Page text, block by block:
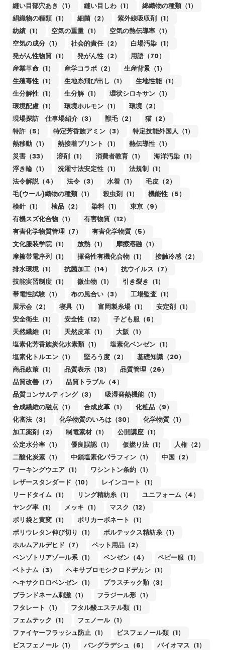
縫い目部穴あき（1）
縫い目しわ（1）
綿織物の種類（1）
絹織物の種類（1）
細菌（2）
紫外線吸収剤（1）
紡績（1）
空気の重量（1）
空気の熱伝導率（1）
空気の成分（1）
社会的責任（2）
白場汚染（1）
発がん性物質（1）
発がん性（2）
用語（70）
産業革命（1）
産学コラボ（2）
生産背景（1）
生殖毒性（1）
生地糸飛び出し（1）
生地性能（1）
生分解性（1）
生分解（1）
環状シロキサン（1）
環境配慮（1）
環境ホルモン（1）
環境（2）
現場探訪 仕事場紹介（3）
獣毛（2）
猫（2）
特許（5）
特定芳香族アミン（3）
特定技能外国人（1）
熱移動（1）
熱接着プリント（1）
熱伝導性（1）
災害（33）
溶剤（1） 消費者教育（1）
海洋汚染（1）
浮き輪（1）
洗濯寸法安定性（1）
法規制（1）
法令解説（4）
法令（3） 水着（1）
毛皮（2）
毛(ウール)織物の種類（1）
殺虫剤（1）
機能性（5）
検針（1）
検品（2） 染料（1）
東京（9）
有機スズ化合物（1）
有害物質（12）
有害化学物質管理（7）
有害化学物質（5）
文化服装学院（1）
放熱（1）
摩擦溶融（1）
摩擦帯電序列（1）
揮発性有機化合物（1）
接触冷感（2）
排水環境（1）
抗菌加工（14）
抗ウイルス（7）
技能実習制度（1）
微生物（1）
引き裂き（1）
帯電性試験（1）
布の風合い（3）
工場監査（1）
展示会（2）
寝具（1） 富岡製糸場（1）
安定剤（1）
安全衛生（1）
安全性（12）
子ども服（6）
天然繊維（1）
天然皮革（1）
大阪（1）
塩素化芳香族炭化水素類（1）
塩素化ベンゼン（1）
塩素化トルエン（1）
堅ろう度（2）
基礎知識（20）
商品政策（1）
品質表示（13）
品質管理（26）
品質改善（7）
品質トラブル（4）
品質コンサルティング（3）
吸湿発熱機能（1）
合成繊維の融点（1）
合成皮革（1）
化粧品（9）
化審法（3）
化学物質のいろは（30）
化学物質（1）
加工薬剤（2）
制電素材（1）
公開講座（1）
公定水分率（1）
優良誤認（1） 仮撚り法（1）
人権（2）
二酸化炭素（1）
中鎖塩素化パラフィン（1）
中国（2）
ワーキングウエア（1）
ワシントン条約（1）
レザースタンダード（10）
レインコート（1）
リードタイム（1）
リング精紡糸（1）
ユニフォーム（4）
ヤング率（1）
メッキ（1）
マスク（12）
ポリ袋と黄変（1）
ポリカーボネート（1）
ポリウレタン伸び切り（1）
ボルテックス精紡糸（1）
ホルムアルデヒド（7）
ペット用品（2）
ベンゾトリアゾール系（1）
ベンゼン（4）
ベビー服（1）
ベトナム（3）
ヘキサブロモシクロドデカン（1）
ヘキサクロロベンゼン（1）
プラスチック類（3）
ブランドネーム刺激（1）
フラジール形（1）
フタレート（1）
フタル酸エステル類（1）
フェムテック（1）
フェノール（1）
ファイヤーフラッシュ防止（1）
ビスフェノール類（1）
ビスフェノール（1）
バングラデシュ（6） バイオマス（1）